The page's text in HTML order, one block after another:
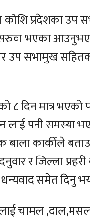
प्रदेशका उप
भएका
उप सभामुख
८ दिन मात्र
लाई पनी समस्या
कार्कीले
र जिल्ला
समेत दिनु
चामल